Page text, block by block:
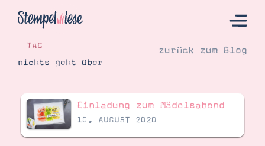
Hier Starten
Katalog
Bestellen
TAG
nichts geht über
zurück zum Blog
Einladung zum Mädelsabend
10. AUGUST 2020